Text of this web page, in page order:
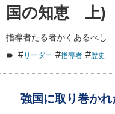
国の知恵 上)
指導者たる者かくあるべし
#リーダー #指導者 #歴史
強国に取り巻かれ